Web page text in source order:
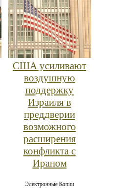
США усиливают
воздушную
поддержку
Израиля в
преддверии
возможного
расширения
конфликта с
Ираном
Электронные Копии